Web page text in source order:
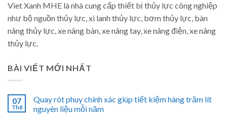
Viet Xanh MHE là nhà cung cấp thiết bị thủy lực công nghiệp
như bộ nguồn thủy lực, xi lanh thủy lực, bơm thủy lực, bàn
nâng thủy lực, xe nâng bàn, xe nâng tay, xe nâng điện, xe nâng
thủy lực.
BÀI VIẾT MỚI NHẤT
07
Th8
Quay rót phuy chính xác giúp tiết kiệm hàng trăm lít
nguyên liệu mỗi năm